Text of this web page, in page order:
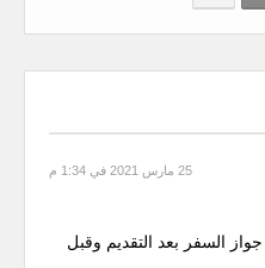
25 مارس 2021 في 1:34 م
السفر بعد التقديم وقبل